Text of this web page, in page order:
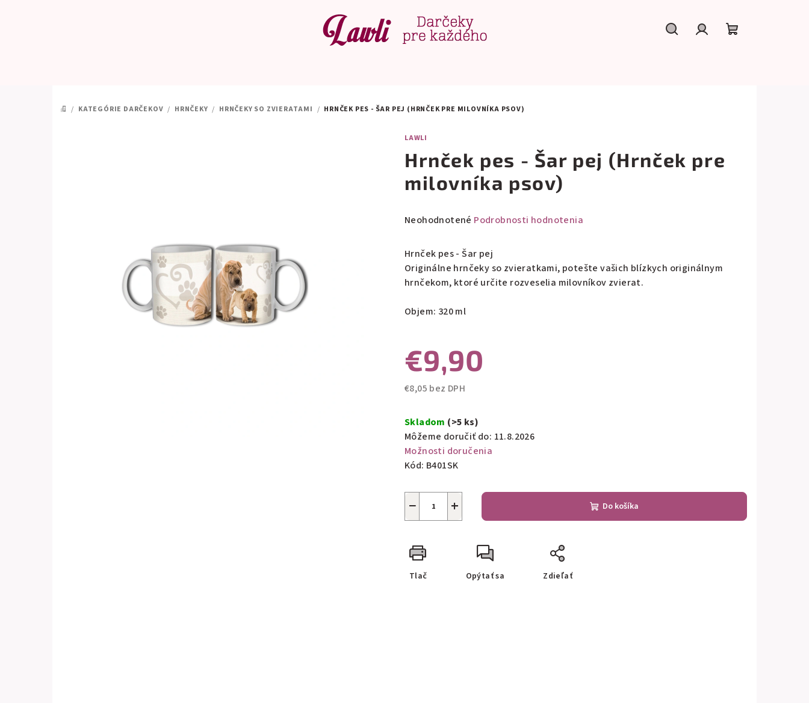
DOMOV
/ KATEGÓRIE DARČEKOV / HRNČEKY / HRNČEKY SO ZVIERATAMI / HRNČEK PES - ŠAR PEJ (HRNČEK PRE MILOVNÍKA PSOV)
LAWLI
Hrnček pes - Šar pej (Hrnček pre
milovníka psov)
Priemerné
produktu
je
0,0
5
hviezdičiek.
Neohodnotené Podrobnosti hodnotenia
Hrnček pes - Šar pej
Originálne hrnčeky so zvieratkami, potešte vašich blízkych originálnym
hrnčekom, ktoré určite rozveselia milovníkov zvierat.
Objem: 320 ml
€9,90
€8,05 bez DPH
cena:
Skladom (>5 ks)
Môžeme doručiť do: 11.8.2026
Možnosti doručenia
Kód: B401SK
+
− Do košíka
Tlač Opýtať sa Zdieľať